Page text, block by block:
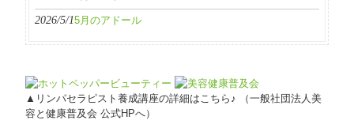
2026/5/15月のアドール
▲リンパセラピスト養成講座の詳細はこちら♪ （一般社団法人美
容と健康普及会 公式HPへ）